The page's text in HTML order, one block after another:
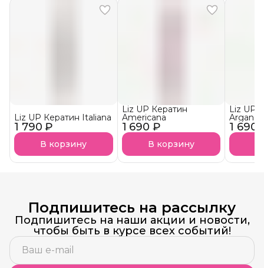
1 790 ₽
Liz UP Кератин Italiana
В корзину
1 690 ₽
Liz UP Кератин
Americana
В корзину
1 690
Liz UP
Argan
Подпишитесь на рассылку
Подпишитесь на наши акции и новости,
чтобы быть в курсе всех событий!